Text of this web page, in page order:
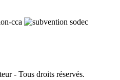
- Tous droits réservés.